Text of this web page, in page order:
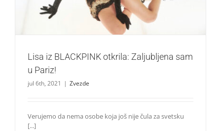
Lisa iz BLACKPINK otkrila: Zaljubljena sam
u Pariz!
jul 6th, 2021 | Zvezde
Verujemo da nema osobe koja još nije čula za svetsku
[...]